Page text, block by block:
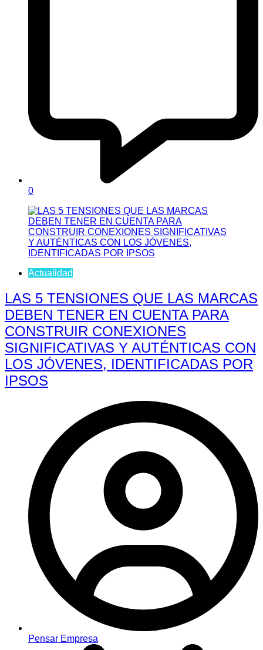
0
Actualidad
LAS 5 TENSIONES QUE LAS MARCAS
DEBEN TENER EN CUENTA PARA
CONSTRUIR CONEXIONES
SIGNIFICATIVAS Y AUTÉNTICAS CON
LOS JÓVENES, IDENTIFICADAS POR
IPSOS
Pensar Empresa